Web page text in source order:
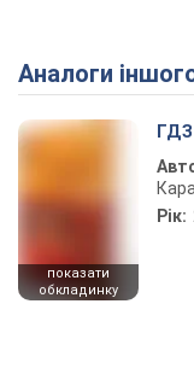
Аналоги
показати
обкладинку
ГДЗ
Рік: